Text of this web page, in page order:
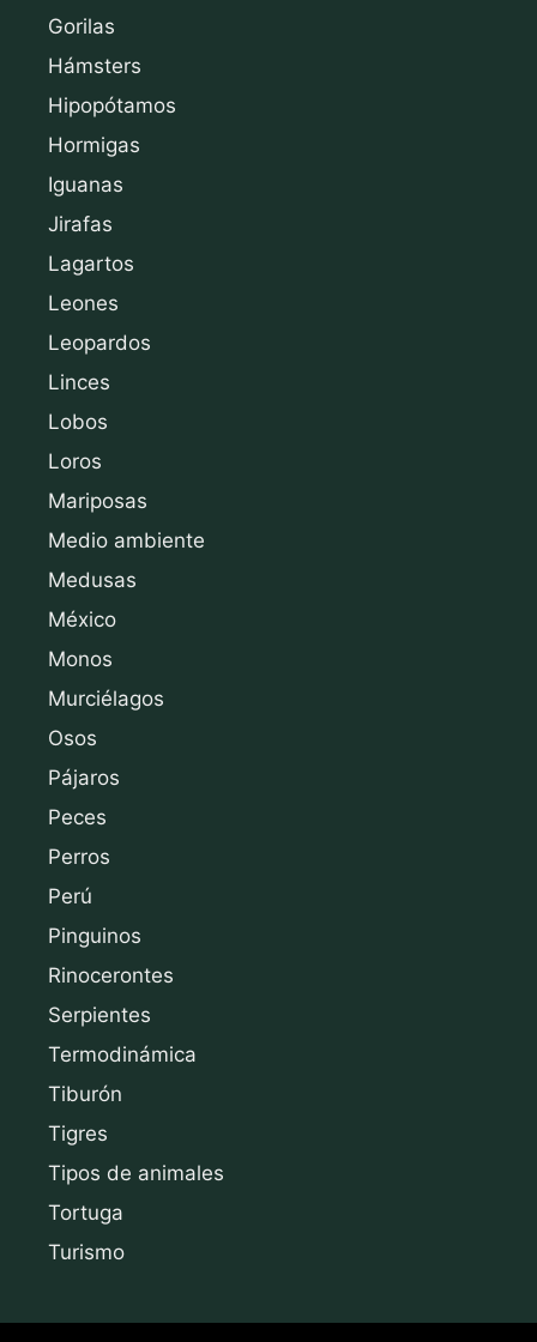
Gorilas
Hámsters
Hipopótamos
Hormigas
Iguanas
Jirafas
Lagartos
Leones
Leopardos
Linces
Lobos
Loros
Mariposas
Medio ambiente
Medusas
México
Monos
Murciélagos
Osos
Pájaros
Peces
Perros
Perú
Pinguinos
Rinocerontes
Serpientes
Termodinámica
Tiburón
Tigres
Tipos de animales
Tortuga
Turismo